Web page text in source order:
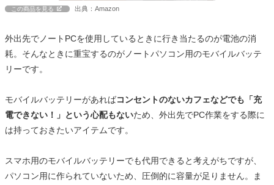
この商品を見る 出典：Amazon
外出先でノートPCを使用しているときに行き当たるのが電池の消
耗。そんなときに重宝するのがノートパソコン用のモバイルバッテ
リーです。
モバイルバッテリーがあればコンセントのないカフェなどでも「充
電できない！」という心配もないため、外出先でPC作業をする際に
は持っておきたいアイテムです。
スマホ用のモバイルバッテリーでも代用できると考えがちですが、
パソコン用に作られていないため、圧倒的に容量が足りません。ま